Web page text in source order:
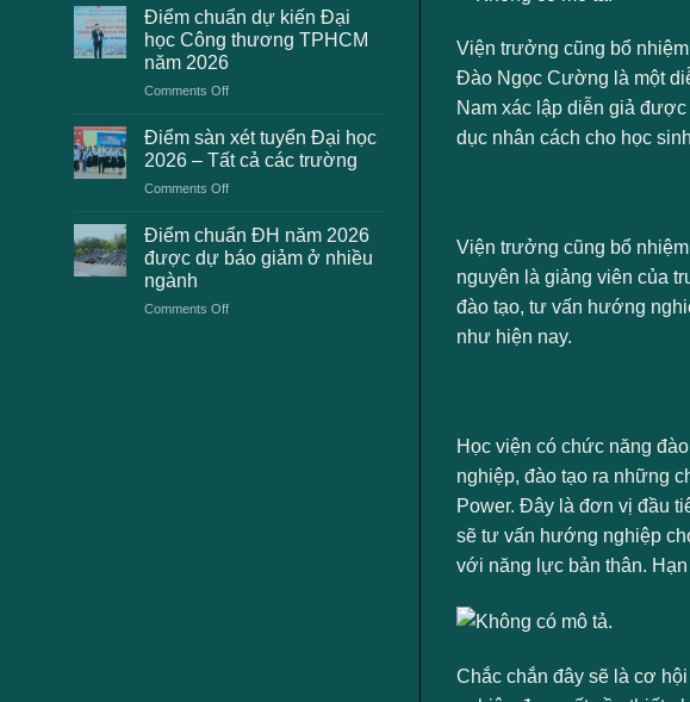
Đại
học
2026
kiến
lỗi
2K8
gặp
phải
khi
toán
lệ
phí
xét
ĐH
2026
Điểm chuẩn dự kiến Đại
học Công thương TPHCM
năm 2026
Comments Offon
chuẩn
dự
kiến
Đại
Công
thương
TPHCM
2026
Điểm sàn xét tuyển Đại học
2026 – Tất cả các trường
Comments Offon
sàn
xét
tuyển
học
Điểm chuẩn ĐH năm 2026
được dự báo giảm ở nhiều
ngành
Comments Offon
Viện trưởng cũng bổ
Đào Ngọc Cường là một
Nam xác lập diễn giả
dục nhân cách cho học
Viện trưởng cũng bổ
nguyên là giảng viên của
đào tạo, tư vấn hướng
như hiện nay.
Học viện có chức năng
nghiệp, đào tạo ra những
Power. Đây là đơn vị đầu
sẽ tư vấn hướng nghiệp
với năng lực bản thân.
Chắc chắn đây sẽ là cơ